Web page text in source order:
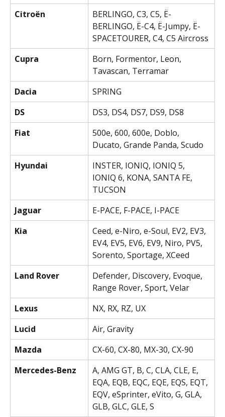
Citroën
BERLINGO, C3, C5, Ë-
BERLINGO, Ë-C4, Ë-Jumpy, Ë-
SPACETOURER, C4, C5 Aircross
Cupra
Born, Formentor, Leon,
Tavascan, Terramar
Dacia
SPRING
DS
DS3, DS4, DS7, DS9, DS8
Fiat
500e, 600, 600e, Doblo,
Ducato, Grande Panda, Scudo
Hyundai
INSTER, IONIQ, IONIQ 5,
IONIQ 6, KONA, SANTA FE,
TUCSON
Jaguar
E-PACE, F-PACE, I-PACE
Kia
Ceed, e-Niro, e-Soul, EV2, EV3,
EV4, EV5, EV6, EV9, Niro, PV5,
Sorento, Sportage, XCeed
Land Rover
Defender, Discovery, Evoque,
Range Rover, Sport, Velar
Lexus
NX, RX, RZ, UX
Lucid
Air, Gravity
Mazda
CX-60, CX-80, MX-30, CX-90
Mercedes-Benz
A, AMG GT, B, C, CLA, CLE, E,
EQA, EQB, EQC, EQE, EQS, EQT,
EQV, eSprinter, eVito, G, GLA,
GLB, GLC, GLE, S